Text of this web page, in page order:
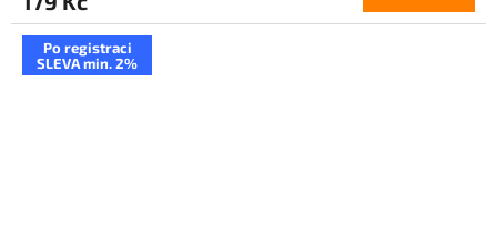
Po registraci
SLEVA min. 2%